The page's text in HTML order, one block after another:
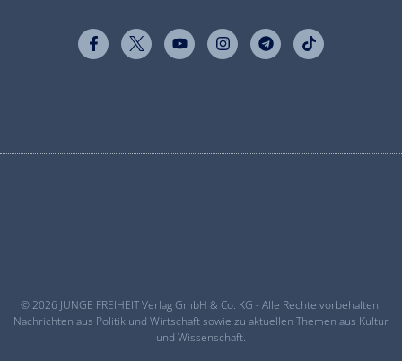
© 2026 JUNGE FREIHEIT Verlag GmbH & Co. KG - Alle Rechte vorbehalten.
Nachrichten aus Politik und Wirtschaft sowie zu aktuellen Themen aus Kultur
und Wissenschaft.